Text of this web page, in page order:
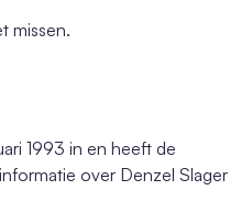
missen.
1993 in en heeft de
over Denzel Slager